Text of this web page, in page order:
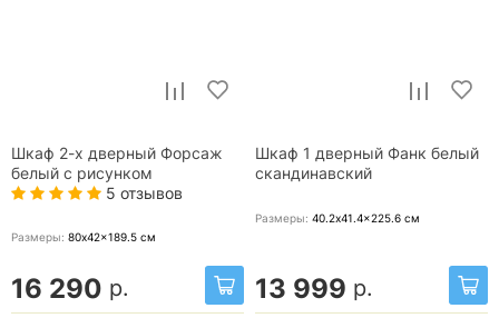
Шкаф 2-х дверный Форсаж
белый с рисунком
5 отзывов
Размеры: 80x42x189.5 см
16 290 р.
Шкаф 1 дверный Фанк белый
скандинавский
Размеры: 40.2x41.4x225.6 см
13 999 р.